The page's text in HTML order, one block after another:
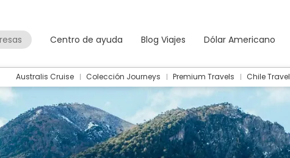
Centro de ayuda Blog Viajes Dólar Americano
Australis Cruise Colección Journeys Premium Travels Chile Travel